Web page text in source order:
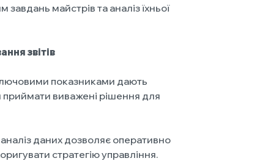
майстрів та аналіз їхньої
звітів
показниками дають
виважені рішення для
даних дозволяє оперативно
стратегію управління.